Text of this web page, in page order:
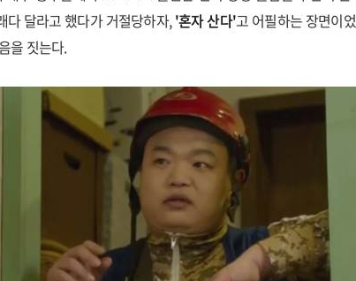
다 달라고 했다가 거절당하자,'혼자 산다'고 어필하는 장면이
을 짓는다.